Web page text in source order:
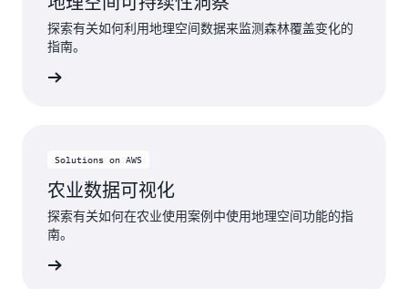
探索有关如何利用地理空间数据来监测森林覆盖变化的
指南。
Solutions on AWS
农业数据可视化
探索有关如何在农业使用案例中使用地理空间功能的指
南。